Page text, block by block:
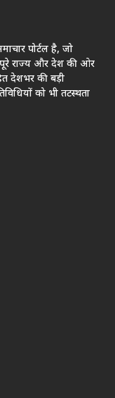
पोर्टल है, जो
पूरे राज्य और देश की ओर
देशभर की बड़ी
को भी तटस्थता